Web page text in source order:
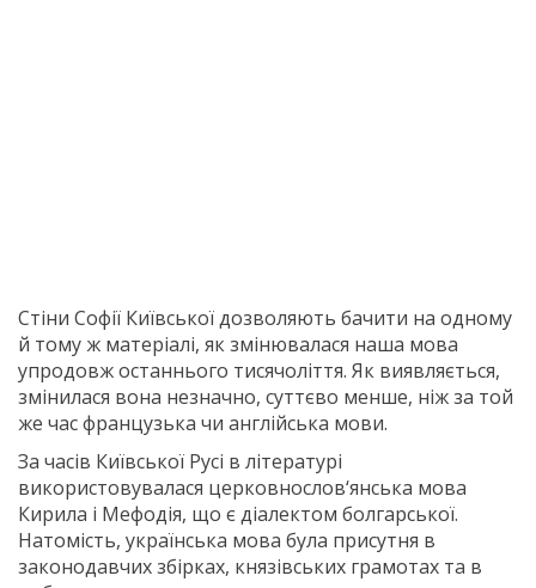
Стіни Софії Київської дозволяють бачити на одному
й тому ж матеріалі, як змінювалася наша мова
упродовж останнього тисячоліття. Як виявляється,
змінилася вона незначно, суттєво менше, ніж за той
же час французька чи англійська мови.
За часів Київської Русі в літературі
використовувалася церковнослов‘янська мова
Кирила і Мефодія, що є діалектом болгарської.
Натомість, українська мова була присутня в
законодавчих збірках, князівських грамотах та в